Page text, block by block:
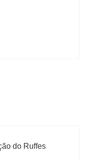
do Ruffes